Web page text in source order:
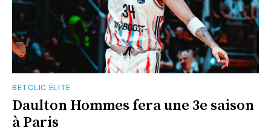
BETCLIC ÉLITE
Daulton Hommes fera une 3e saison
à Paris